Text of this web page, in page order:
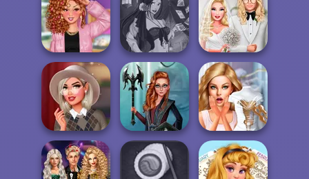
Perfect Cold
Season Wedding
The Alchemist:
Steampunk PFP
M...
Romance Of The
Seven Seas
Pira...
Baddie Vs Pretty
Fantasy Fortune
Teller
Babs' Spring
Wedding